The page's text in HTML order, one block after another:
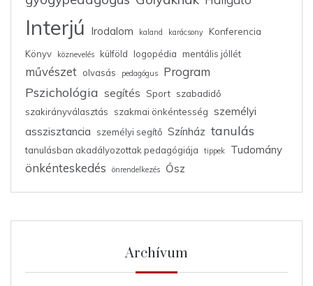
Interjú Irodalom kaland karácsony
Konferencia
Könyv
köznevelés külföld logopédia mentális jóllét
művészet olvasás pedagógus Program
Pszichológia segítés Sport szabadidő
szakirányválasztás
szakmai önkéntesség személyi
asszisztancia
személyi segítő Színház tanulás
tanulásban akadályozottak pedagógiája tippek Tudomány
önkénteskedés önrendelkezés Ősz
Archívum